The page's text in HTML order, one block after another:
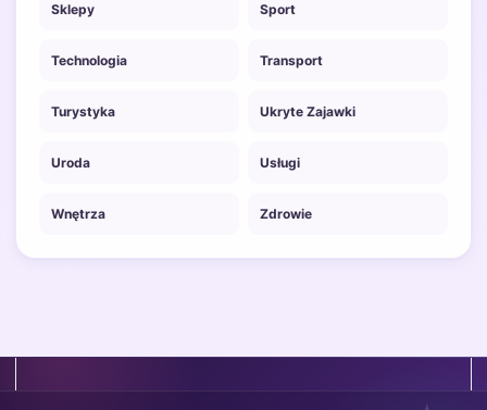
Sklepy Sport
Technologia Transport
Turystyka Ukryte Zajawki
Uroda Usługi
Wnętrza Zdrowie